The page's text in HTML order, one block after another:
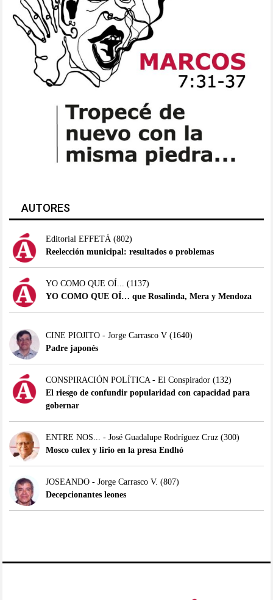
AUTORES
Editorial EFFETÁ (802)
Reelección municipal: resultados o problemas
YO COMO QUE OÍ...
(1137)
YO COMO QUE OÍ… que Rosalinda, Mera y Mendoza
CINE PIOJITO - Jorge Carrasco V(1640)
Padre japonés
CONSPIRACIÓN POLÍTICA - El Conspirador(132)
El riesgo de confundir popularidad con capacidad para
gobernar
ENTRE NOS... - José Guadalupe Rodríguez Cruz(300)
Mosco culex y lirio en la presa Endhó
JOSEANDO - Jorge Carrasco V. (807)
Decepcionantes leones